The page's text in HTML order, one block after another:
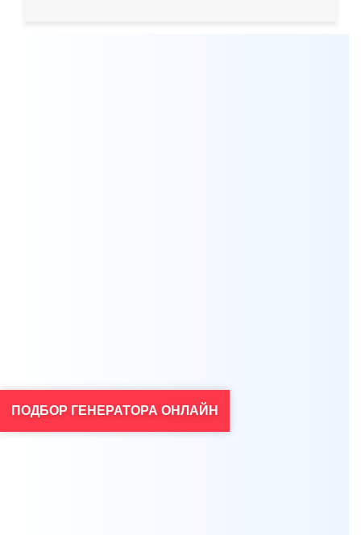
Я согласен на обработку персональных данных
ПОДБОР ГЕНЕРАТОРА ОНЛАЙН